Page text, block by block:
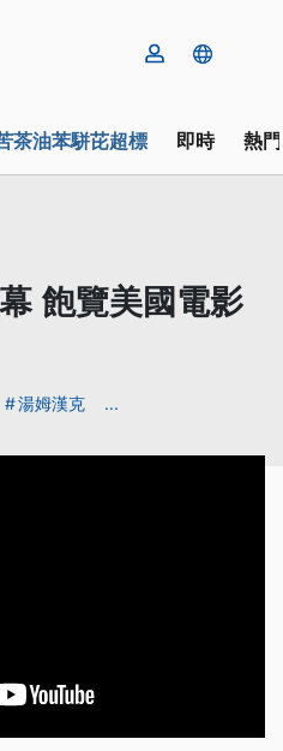
茶油苯駢芘超標 即時 熱
飽覽美國電影
湯姆漢克 ...